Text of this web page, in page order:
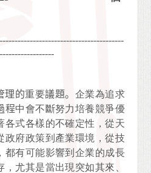
理的重要議題。 企業為追求
程中會不斷努力培養競爭優
各式各樣的不確定性，從天
政府政策到產業環境，從技
都有可能影響到企業的成長
尤其是當出現突如其來、